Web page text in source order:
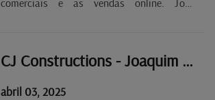
comerciais e as vendas online. José
valia a relação de proximidade que mantémCJ Constructions - Joaquim Camarate Tp. 2 Ep. 58
abril 03, 2025